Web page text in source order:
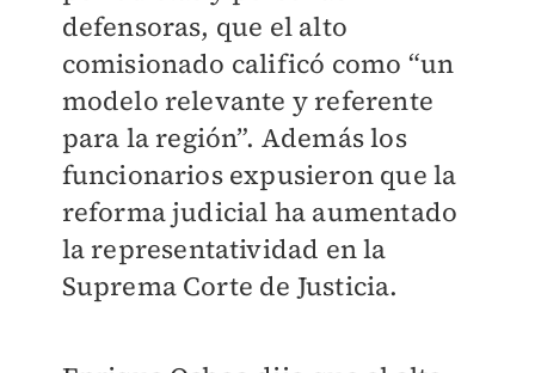
defensoras, que el alto
comisionado calificó como “un
modelo relevante y referente
para la región”. Además los
funcionarios expusieron que la
reforma judicial ha aumentado
la representatividad en la
Suprema Corte de Justicia.